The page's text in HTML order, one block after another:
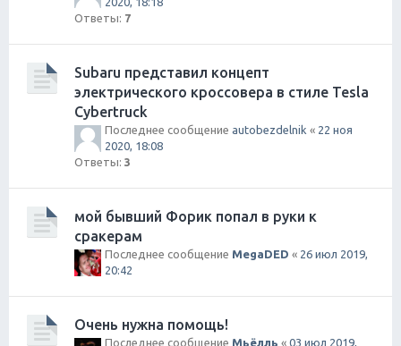
Ответы: 7
Subaru представил концепт
электрического кроссовера в стиле Tesla
Cybertruck
Последнее сообщение autobezdelnik « 22 ноя
2020, 18:08
Ответы: 3
мой бывший Форик попал в руки к
сракерам
Последнее сообщение MegaDED « 26 июл 2019,
20:42
Очень нужна помощь!
Последнее сообщение Мьёлль « 03 июл 2019,